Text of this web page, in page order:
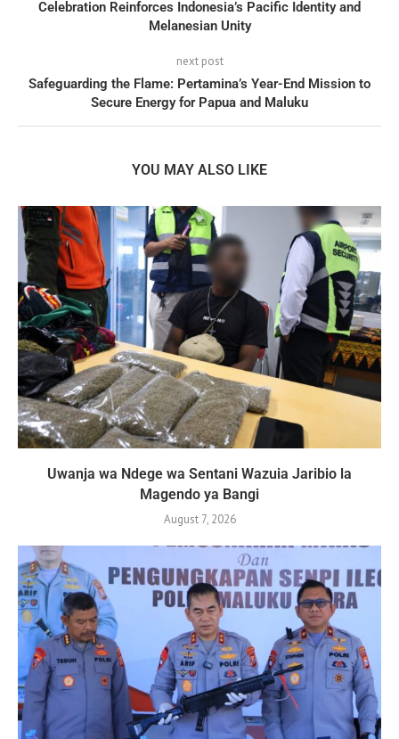
Celebration Reinforces Indonesia’s Pacific Identity and
Melanesian Unity
next post
Safeguarding the Flame: Pertamina’s Year-End Mission to
Secure Energy for Papua and Maluku
YOU MAY ALSO LIKE
Uwanja wa Ndege wa Sentani Wazuia Jaribio la
Magendo ya Bangi
August 7, 2026